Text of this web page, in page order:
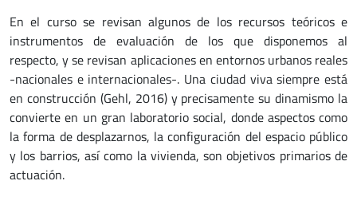
En el curso se revisan algunos de los recursos teóricos e
instrumentos de evaluación de los que disponemos al
respecto, y se revisan aplicaciones en entornos urbanos reales
-nacionales e internacionales-. Una ciudad viva siempre está
en construcción (Gehl, 2016) y precisamente su dinamismo la
convierte en un gran laboratorio social, donde aspectos como
la forma de desplazarnos, la configuración del espacio público
y los barrios, así como la vivienda, son objetivos primarios de
actuación.